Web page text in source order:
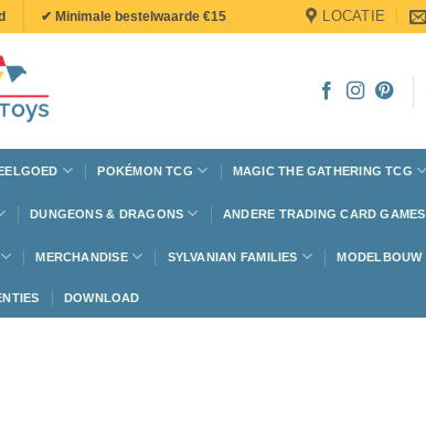
✔ Minimale bestelwaarde €15 LOCATIE
POKÉMON TCG MAGIC THE GATHERING TCG
DUNGEONS & DRAGONS ANDERE TRADING CARD GAMES
MERCHANDISE SYLVANIAN FAMILIES MODELBOUW
DOWNLOAD